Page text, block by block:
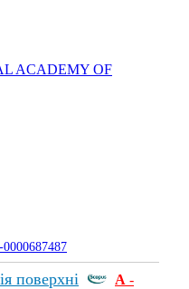
ACADEMY OF
поверхні А -